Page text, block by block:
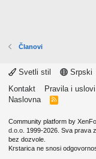
Članovi
Svetli stil
Srpski
Kontakt
Pravila i
Naslovna
R
Community platform by
d.o.o. 1999-2026. Sva prava
bez dozvole.
Krstarica ne snosi